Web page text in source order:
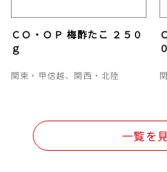
ＣＯ・ＯＰ 梅酢たこ ２５０
ｇ
関東・甲信越、関西・北陸
一覧を